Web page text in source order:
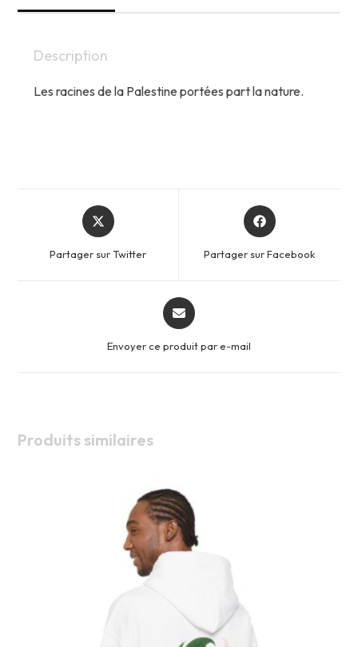
Description
Les racines de la Palestine portées part la nature.
Opens
in
new
Partager sur Twitter
Opens
in
new
Partager sur Facebook
Opens
in
new
Envoyer ce produit par e-mail
Produits similaires